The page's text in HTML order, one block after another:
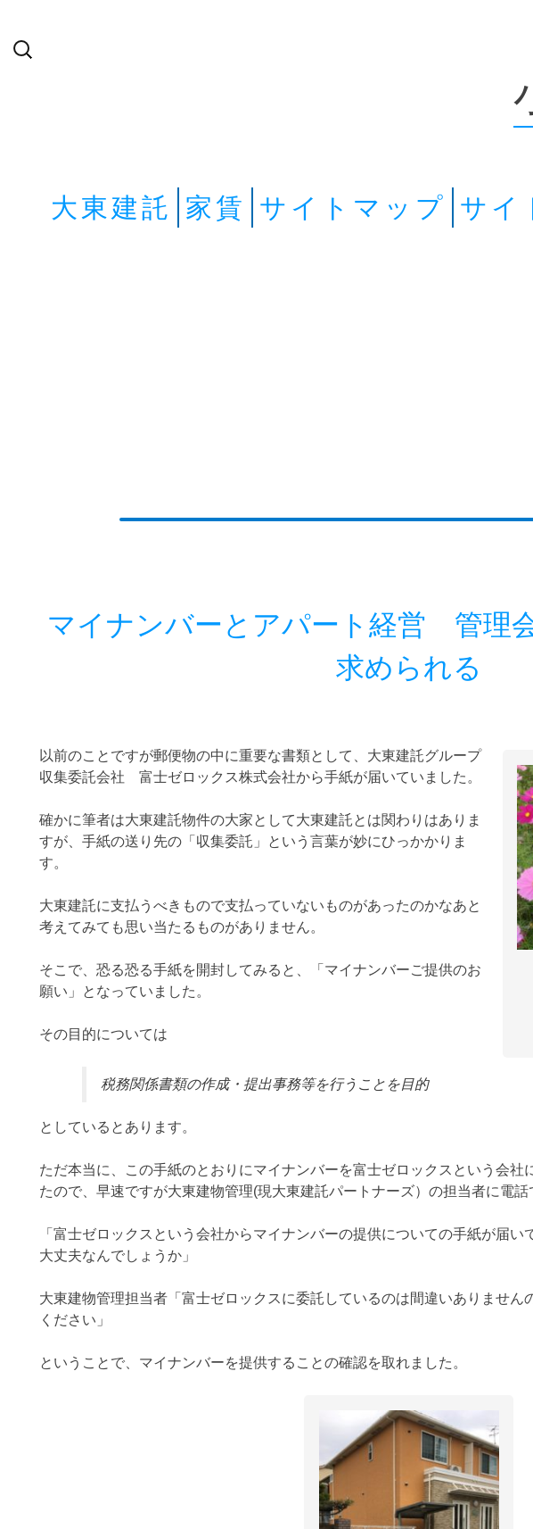
検
索:
大東建託 家賃 サイトマップ サイ
マイナンバーとアパート経営 管理
求められる
以前のことですが郵便物の中に重要な書類として、大東建託グループ
収集委託会社 富士ゼロックス株式会社から手紙が届いていました。
確かに筆者は大東建託物件の大家として大東建託とは関わりはありま
すが、手紙の送り先の「収集委託」という言葉が妙にひっかかりま
す。
大東建託に支払うべきもので支払っていないものがあったのかなあと
考えてみても思い当たるものがありません。
そこで、恐る恐る手紙を開封してみると、「マイナンバーご提供のお
願い」となっていました。
その目的については
税務関係書類の作成・提出事務等を行うことを目的
としているとあります。
ただ本当に、この手紙のとおりにマイナンバーを富士ゼロックスという会社
たので、早速ですが大東建物管理(現大東建託パートナーズ）の担当者に電話
「富士ゼロックスという会社からマイナンバーの提供についての手紙が届
大丈夫なんでしょうか」
大東建物管理担当者「富士ゼロックスに委託しているのは間違いありません
ください」
ということで、マイナンバーを提供することの確認を取れました。